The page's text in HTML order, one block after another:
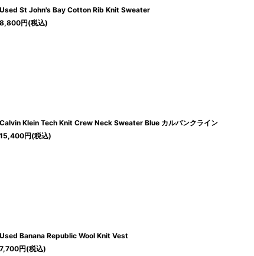
Used St John's Bay Cotton Rib Knit Sweater
8,800円(税込)
Calvin Klein Tech Knit Crew Neck Sweater Blue カルバンクライン
15,400円(税込)
Used Banana Republic Wool Knit Vest
7,700円(税込)